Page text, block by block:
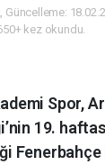
Güncelleme:
kez okundu.
Spor,
19.
Fenerbahçe